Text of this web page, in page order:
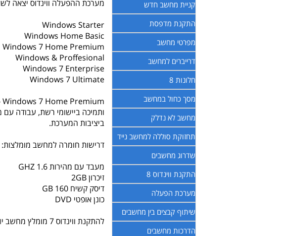
קניית מחשב חדש
התקנת מדפסת
מפרטי מחשב
דרייברים למחשב
חלונות 8
מסך כחול במחשב
מחשב לא נדלק
תחזוקת סוללה למחשב נייד
שדרוג מחשבים
התקנת ווינדוס 8
מערכת הפעלה
שיתוף קבצים בין מחשבים
הדרכות מחשבים
מערכת ההפעלה ווינדוס יצאה לשוק בשתי גרסאות
Windows Starter
Windows Home Basic
Windows 7 Home Premium
Windows & Proffesional
Windows 7 Enterprise
Windows 7 Ultimate
ותמיכה ביישומי רשת, עבודה
ביציבות המערכת.
דרישות חומרה למחשב מומלצות:
מעבד עם מהירות 1.6 GHZ
זיכרון 2GB
דיסק קשיח 160 GB
כונן אופטי DVD
להתקנת ווינדוס 7 מומלץ מחשב יותר חזק, עם